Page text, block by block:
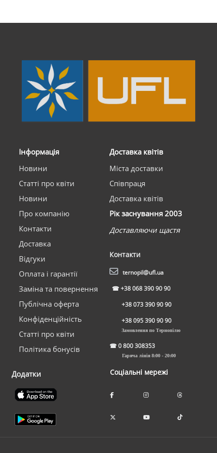
Інформація
Новини
Статті про квіти
Новини
Про компанію
Контакти
Доставка
Відгуки
Оплата і гарантії
Заміна та повернення
Публічна оферта
Конфіденційність
Статті про квіти
Політика бонусів
Додатки
Доставка квітів
Міста доставки
Співпраця
Доставка квітів
Рік заснування 2003
Доставляючи щастя
Контакти
ternopil@ufl.ua
☎+38 068 390 90 90
+38 073 390 90 90
+38 095 390 90 90
Замовлення по Тернопілю
☎0 800 308353
Гаряча лінія 8:00 - 20:00
Соціальні мережі